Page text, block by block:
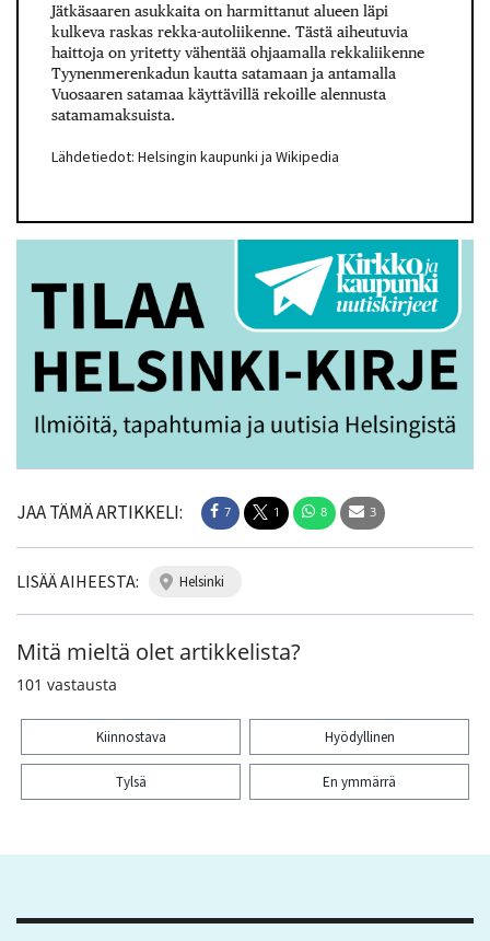
Jätkäsaaren asukkaita on harmittanut alueen läpi
kulkeva raskas rekka-autoliikenne. Tästä aiheutuvia
haittoja on yritetty vähentää ohjaamalla rekkaliikenne
Tyynenmerenkadun kautta satamaan ja antamalla
Vuosaaren satamaa käyttävillä rekoille alennusta
satamamaksuista.
Lähdetiedot: Helsingin kaupunki ja Wikipedia
JAA TÄMÄ ARTIKKELI: 7 1 8 3
LISÄÄ AIHEESTA: helsinki
Mitä mieltä olet artikkelista?
101 vastausta
Kiinnostava Hyödyllinen
Tylsä En ymmärrä